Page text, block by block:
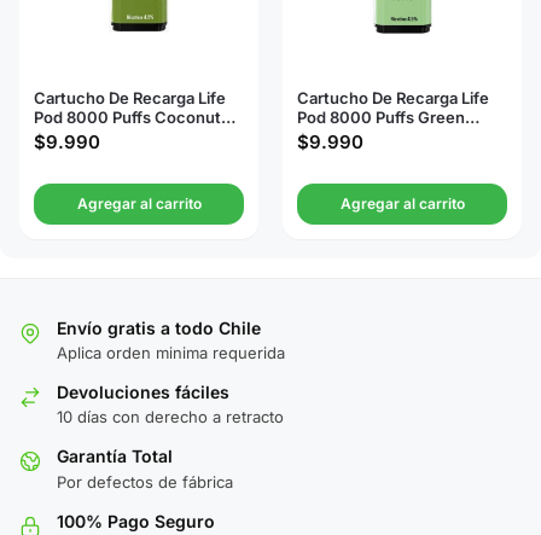
Cartucho De Recarga Life
Pod 8000 Puffs Coconut
Water
$9.990
Agregar al carrito
Cartucho De Recarga Life
Pod 8000 Puffs Green
Grape Ice
$9.990
Agregar al carrito
Envío gratis a todo Chile
Aplica orden minima requerida
Devoluciones fáciles
10 días con derecho a retracto
Garantía Total
Por defectos de fábrica
100% Pago Seguro